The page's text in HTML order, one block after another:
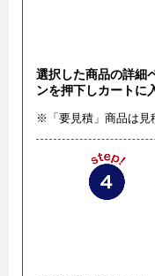
選択した商品の詳細
ンを押下しカートに
※「要見積」商品は見